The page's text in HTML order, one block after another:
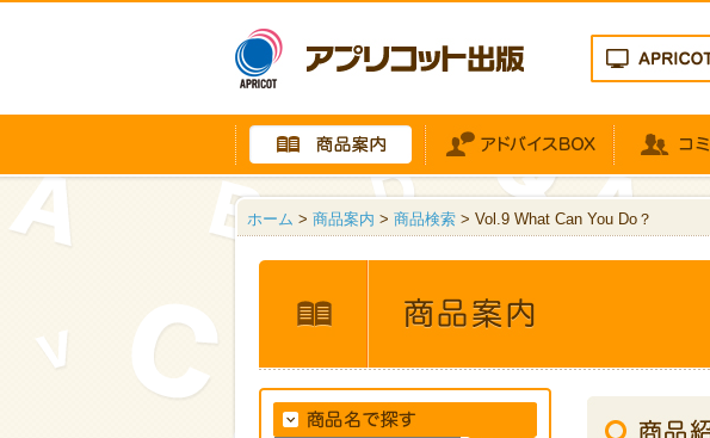
ホーム > 商品案内 > 商品検索 > Vol.9 What Can You Do？